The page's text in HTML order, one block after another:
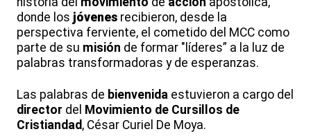
donde los jóvenes recibieron, desde la
perspectiva ferviente, el cometido del MCC como
parte de su misión de formar "líderes” a la luz de
palabras transformadoras y de esperanzas.
Las palabras de bienvenida estuvieron a cargo del
director del Movimiento de Cursillos de
Cristiandad, César Curiel De Moya.